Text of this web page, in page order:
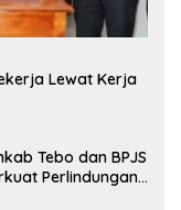
Lewat Kerja
Tebo dan BPJS
Perlindungan